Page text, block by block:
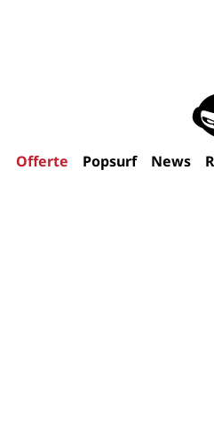
Offerte Popsurf News